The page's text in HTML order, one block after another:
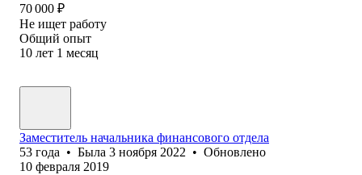
70 000 ₽
Не ищет работу
Общий опыт
10 лет 1 месяц
Заместитель начальника финансового отдела
53 года • Была 3 ноября 2022 • Обновлено
10 февраля 2019